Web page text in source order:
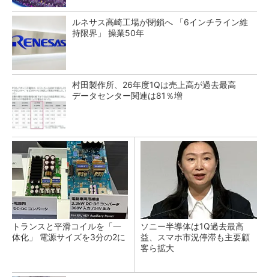
ルネサス高崎工場が閉鎖へ 「6インチライン維
持限界」 操業50年
村田製作所、26年度1Qは売上高が過去最高
データセンター関連は81％増
トランスと平滑コイルを「一
体化」 電源サイズを3分の2に
ソニー半導体は1Q過去最高
益、スマホ市況停滞も主要顧
客ら拡大